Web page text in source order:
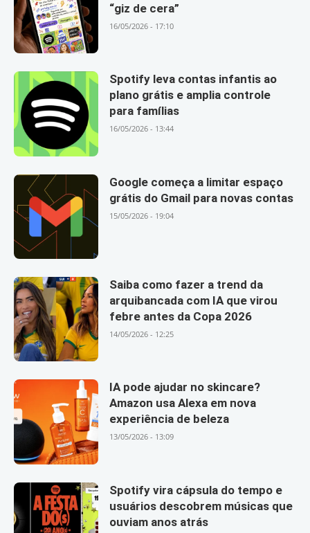
“giz de cera”
16/05/2026 - 17:10
Spotify leva contas infantis ao
plano grátis e amplia controle
para famílias
16/05/2026 - 13:44
Google começa a limitar espaço
grátis do Gmail para novas contas
15/05/2026 - 19:04
Saiba como fazer a trend da
arquibancada com IA que virou
febre antes da Copa 2026
14/05/2026 - 12:25
IA pode ajudar no skincare?
Amazon usa Alexa em nova
experiência de beleza
13/05/2026 - 13:09
Spotify vira cápsula do tempo e
usuários descobrem músicas que
ouviam anos atrás